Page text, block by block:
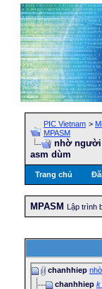
PIC Vietnam >
MPASM
nhờ
asm dùm
Trang chủ
MPASM Lập trình
chanhhiep
chanhhiep k